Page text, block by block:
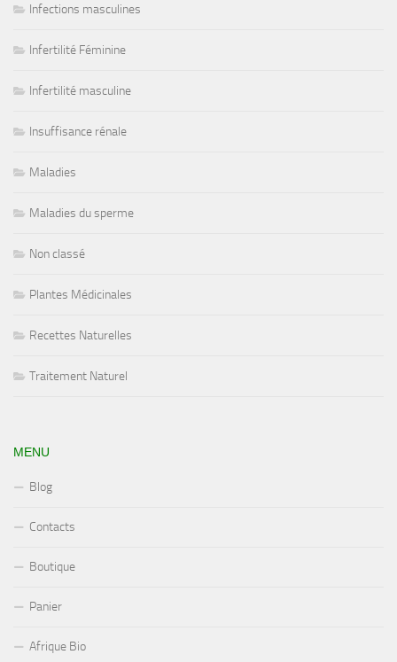
Infections masculines
Infertilité Féminine
Infertilité masculine
Insuffisance rénale
Maladies
Maladies du sperme
Non classé
Plantes Médicinales
Recettes Naturelles
Traitement Naturel
MENU
Blog
Contacts
Boutique
Panier
Afrique Bio